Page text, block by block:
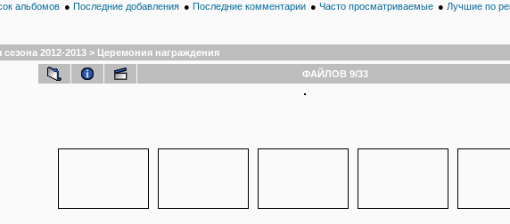
альбомов ● Последние добавления ● Последние комментарии ● Часто просматриваемые ● Лучшие по
2012-2013 > Церемония награждения
ФАЙЛОВ 9/33